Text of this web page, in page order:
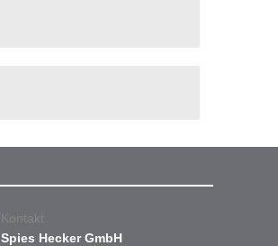
Kontakt
Spies Hecker GmbH